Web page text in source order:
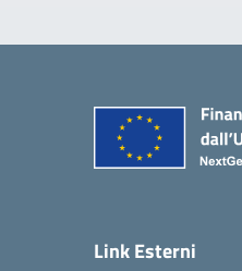
Link Esterni